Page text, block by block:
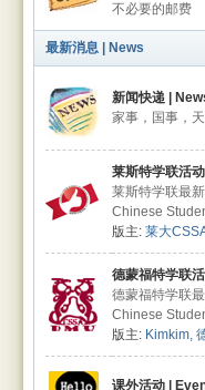
不必要的邮费
最新消息 | News
新闻快递 |
家事，国事，
莱斯特学联活
莱斯特学联最
Chinese
版主: 莱大
德蒙福特学联
德蒙福特学联
Chinese
版主: Kimkim,
课外活动 |